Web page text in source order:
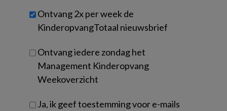
je?
Untitled
Ontvang 2x per week de
KinderopvangTotaal nieuwsbrief
Ontvang iedere zondag het
Management Kinderopvang
Weekoverzicht
Ja, ik geef toestemming voor e-mails